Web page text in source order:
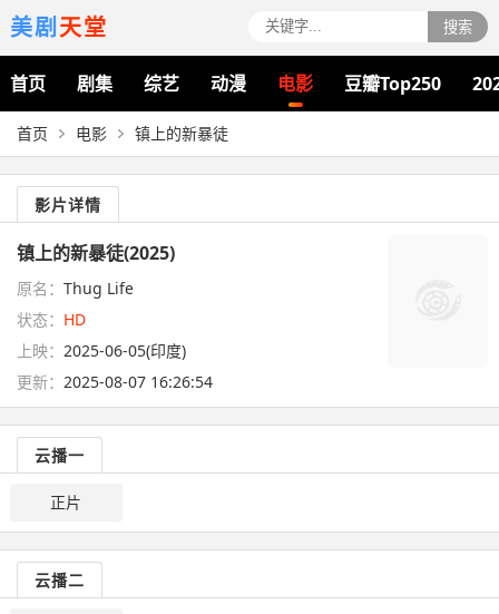
美剧天堂 搜索
首页 剧集 综艺 动漫 电影 豆瓣Top250
首页 电影 镇上的新暴徒
影片详情
镇上的新暴徒(2025)
原名： Thug Life
状态： HD
上映： 2025-06-05(印度)
更新： 2025-08-07 16:26:54
云播一
正片
云播二